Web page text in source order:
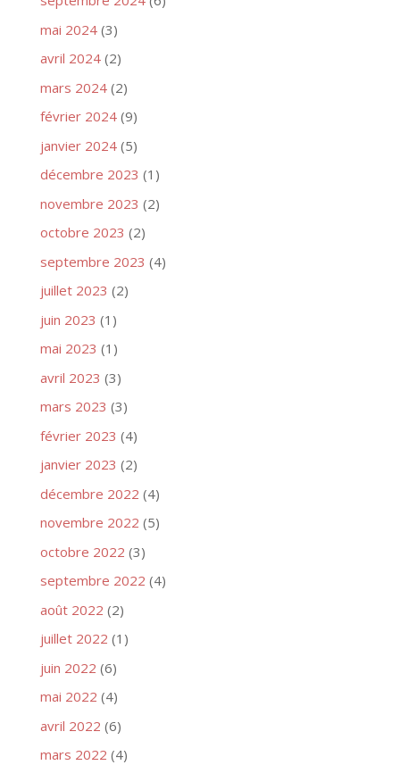
mai 2024(3)
avril 2024(2)
mars 2024(2)
février 2024(9)
janvier 2024(5)
décembre 2023 (1)
novembre 2023 (2)
octobre 2023 (2)
septembre 2023 (4)
juillet 2023 (2)
juin 2023 (1)
mai 2023 (1)
avril 2023 (3)
mars 2023 (3)
février 2023 (4)
janvier 2023 (2)
décembre 2022 (4)
novembre 2022 (5)
octobre 2022 (3)
septembre 2022 (4)
août 2022 (2)
juillet 2022 (1)
juin 2022 (6)
mai 2022 (4)
avril 2022 (6)
mars 2022 (4)